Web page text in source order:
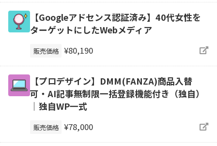
【Googleアドセンス認証済み】40代女性を
ターゲットにしたWebメディア
販売価格 ¥80,190
【プロデザイン】DMM(FANZA)商品入替
可・AI記事無制限一括登録機能付き（独自）
｜独自WP一式
販売価格 ¥78,000